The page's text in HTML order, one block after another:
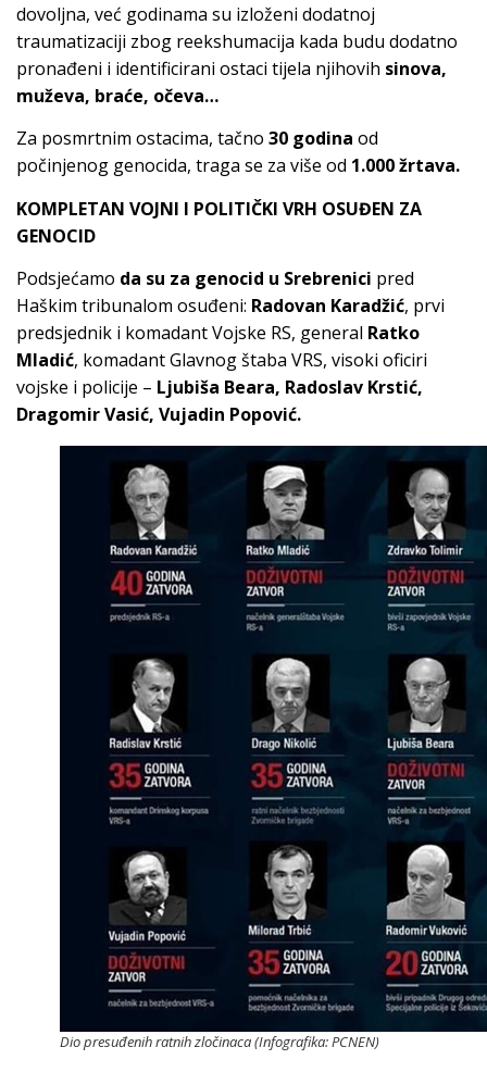
dovoljna, već godinama su izloženi dodatnoj
traumatizaciji zbog reekshumacija kada budu dodatno
pronađeni i identificirani ostaci tijela njihovih sinova,
muževa, braće, očeva…
Za posmrtnim ostacima, tačno 30 godina od
počinjenog genocida, traga se za više od 1.000 žrtava.
KOMPLETAN VOJNI I POLITIČKI VRH OSUĐEN ZA
GENOCID
Podsjećamo da su za genocid u Srebrenici pred
Haškim tribunalom osuđeni: Radovan Karadžić, prvi
predsjednik i komadant Vojske RS, general Ratko
Mladić, komadant Glavnog štaba VRS, visoki oficiri
vojske i policije – Ljubiša Beara, Radoslav Krstić,
Dragomir Vasić, Vujadin Popović.
Dio presuđenih ratnih zločinaca (Infografika: PCNEN)